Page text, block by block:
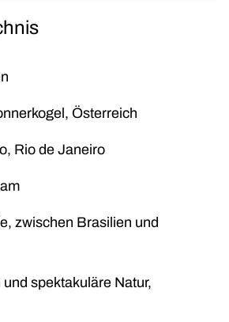
Österreich
Rio de Janeiro
zwischen Brasilien und
spektakuläre Natur,